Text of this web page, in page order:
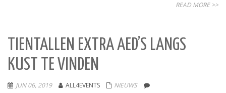
READ MORE >>
TIENTALLEN EXTRA AED’S LANGS
KUST TE VINDEN
JUN 06, 2019 ALL4EVENTS NIEUWS